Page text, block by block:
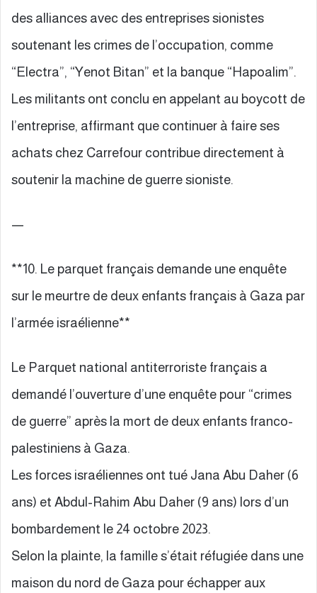
des alliances avec des entreprises sionistes
soutenant les crimes de l’occupation, comme
“Electra”, “Yenot Bitan” et la banque “Hapoalim”.
Les militants ont conclu en appelant au boycott de
l’entreprise, affirmant que continuer à faire ses
achats chez Carrefour contribue directement à
soutenir la machine de guerre sioniste.
—
**10. Le parquet français demande une enquête
sur le meurtre de deux enfants français à Gaza par
l’armée israélienne**
Le Parquet national antiterroriste français a
demandé l’ouverture d’une enquête pour “crimes
de guerre” après la mort de deux enfants franco-
palestiniens à Gaza.
Les forces israéliennes ont tué Jana Abu Daher (6
ans) et Abdul-Rahim Abu Daher (9 ans) lors d’un
bombardement le 24 octobre 2023.
Selon la plainte, la famille s’était réfugiée dans une
maison du nord de Gaza pour échapper aux